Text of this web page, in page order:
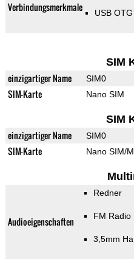
Verbindungsmerkmale USB OTG
SIM
einzigartiger Name SIM0
SIM-Karte Nano SIM
SIM
einzigartiger Name SIM0
SIM-Karte Nano SIM/
Audioeigenschaften
Redner
FM Radio
3,5mm